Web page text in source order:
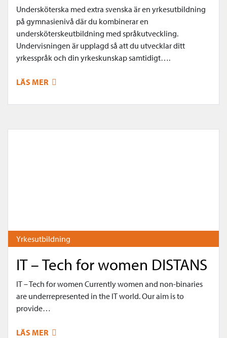
Undersköterska med extra svenska är en yrkesutbildning
på gymnasienivå där du kombinerar en
undersköterskeutbildning med språkutveckling.
Undervisningen är upplagd så att du utvecklar ditt
yrkesspråk och din yrkeskunskap samtidigt….
LÄS MER
Yrkesutbildning
IT – Tech for women DISTANS
IT – Tech for women Currently women and non-binaries
are underrepresented in the IT world. Our aim is to
provide…
LÄS MER